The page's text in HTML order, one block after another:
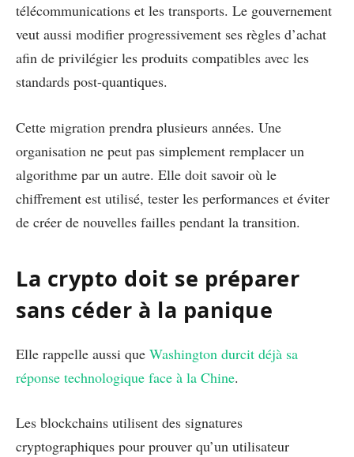
télécommunications et les transports. Le gouvernement
veut aussi modifier progressivement ses règles d’achat
afin de privilégier les produits compatibles avec les
standards post-quantiques.
Cette migration prendra plusieurs années. Une
organisation ne peut pas simplement remplacer un
algorithme par un autre. Elle doit savoir où le
chiffrement est utilisé, tester les performances et éviter
de créer de nouvelles failles pendant la transition.
La crypto doit se préparer
sans céder à la panique
Elle rappelle aussi que Washington durcit déjà sa
réponse technologique face à la Chine.
Les blockchains utilisent des signatures
cryptographiques pour prouver qu’un utilisateur